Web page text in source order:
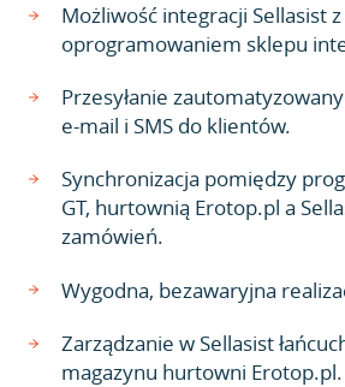
Możliwość integracji Sellasist
oprogramowaniem sklepu
Przesyłanie
e-mail i SMS do klientów.
Synchronizacja pomiędzy
GT, hurtownią Erotop.pl a
zamówień.
Wygodna, bezawaryjna
Zarządzanie w Sellasist
magazynu hurtowni Erotop.pl.